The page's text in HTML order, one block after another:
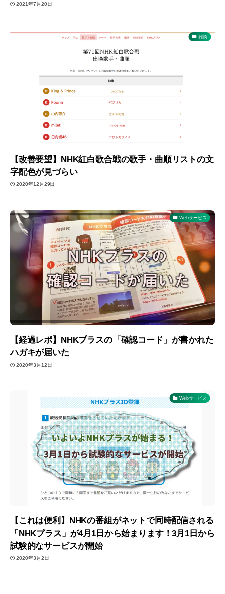
2021年7月20日
雑談
【改善要望】NHK紅白歌合戦の歌手・曲順リストの文
字配色が見づらい
2020年12月29日
Webサービス
【経過レポ】NHKプラスの「確認コード」が書かれた
ハガキが届いた
2020年3月12日
Webサービス
【これは便利】NHKの番組がネットで同時配信される
「NHKプラス」が4月1日から始まります！3月1日から
試験的なサービスが開始
2020年3月2日